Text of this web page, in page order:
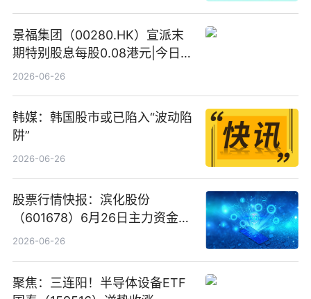
景福集团（00280.HK）宣派末
期特别股息每股0.08港元|今日快
看
2026-06-26
韩媒：韩国股市或已陷入“波动陷
阱”
2026-06-26
股票行情快报：滨化股份
（601678）6月26日主力资金净
卖出5964.34万元
2026-06-26
聚焦：三连阳！半导体设备ETF